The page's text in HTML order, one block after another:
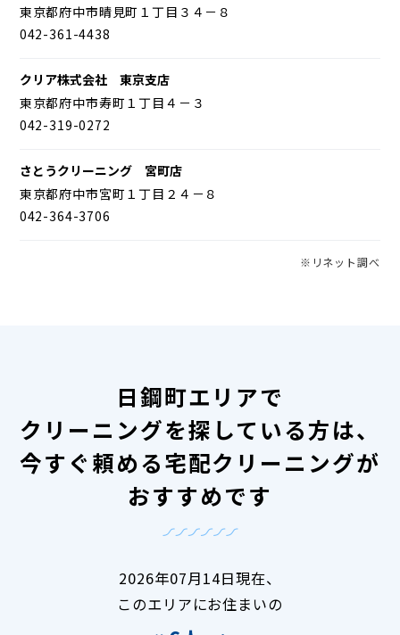
東京都府中市晴見町１丁目３４－８
042-361-4438
クリア株式会社 東京支店
東京都府中市寿町１丁目４－３
042-319-0272
さとうクリーニング 宮町店
東京都府中市宮町１丁目２４－８
042-364-3706
※リネット調べ
日鋼町エリアで
クリーニングを探している方は、
今すぐ頼める宅配クリーニングが
おすすめです
2026年07月14日現在、
このエリアにお住まいの